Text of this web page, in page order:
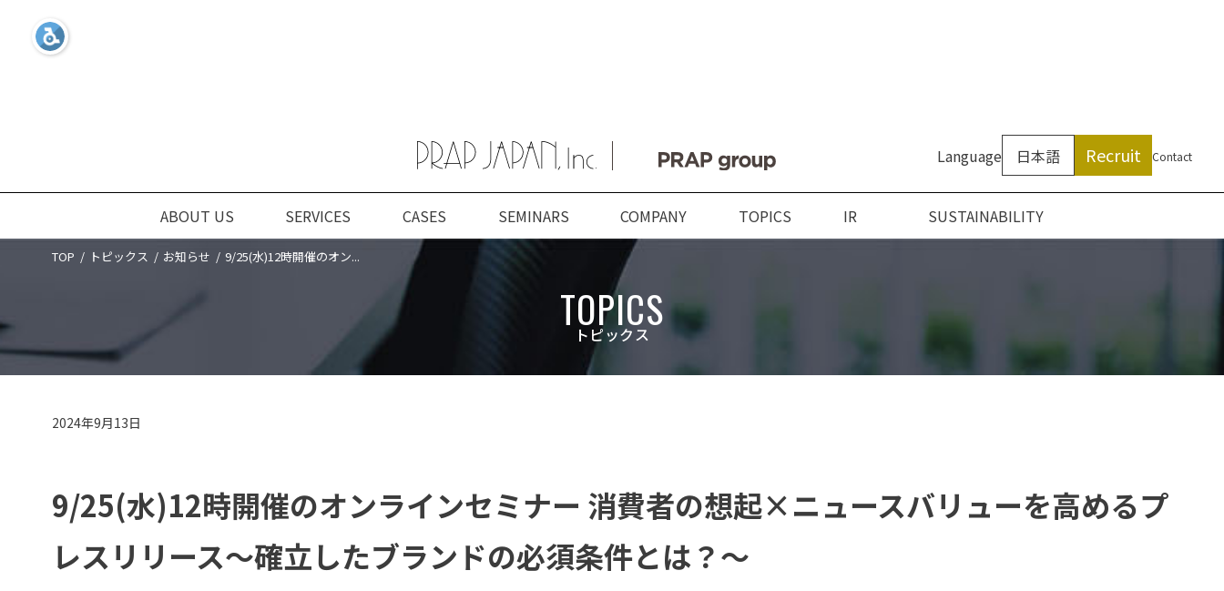
Language 日本語 Recruit Contact
ABOUT US SERVICES CASES SEMINARS COMPANY TOPICS IR SUSTAINABILITY
ABOUT US
プラップジャパンについて
SERVICES
サービス
COMPANY
企業情報
プラップグループ
アクセス
TOPICS
新着情報
TOP トピックス お知らせ 9/25(水)12時開催のオン...
TOPICS
トピックス
2024年9月13日
9/25(水)12時開催のオンラインセミナー 消費者の想起×ニュースバリューを高めるプ
レスリリース～確立したブランドの必須条件とは？～